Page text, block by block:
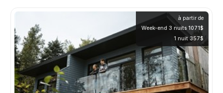
à partir de
Week-end 3 nuits 1071$
1 nuit 357$